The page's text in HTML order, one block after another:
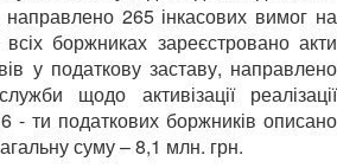
направлено 265 інкасових вимог на
боржниках зареєстровано акти
у податкову заставу, направлено
щодо активізації реалізації
- ти податкових боржників описано
суму – 8,1 млн. грн.